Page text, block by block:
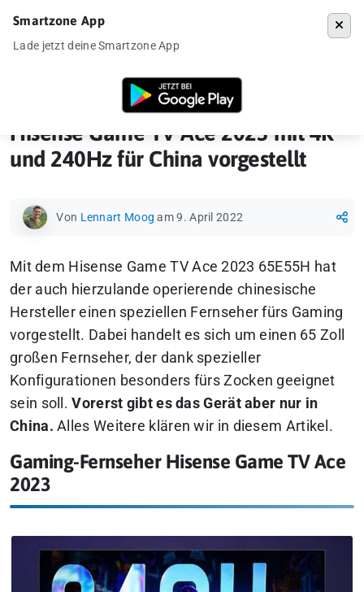
Hisense Game TV Ace 2023 mit 4K und 240Hz
Hisense Game TV Ace 2023 mit 4K
und 240Hz für China vorgestellt
Von Lennart Moog am 9. April 2022
Mit dem Hisense Game TV Ace 2023 65E55H hat
der auch hierzulande operierende chinesische
Hersteller einen speziellen Fernseher fürs Gaming
vorgestellt. Dabei handelt es sich um einen 65 Zoll
großen Fernseher, der dank spezieller
Konfigurationen besonders fürs Zocken geeignet
sein soll.Vorerst gibt es das Gerät aber nur in
China. Alles Weitere klären wir in diesem Artikel.
Gaming-Fernseher Hisense Game TV Ace
2023
Smartzone App
Lade jetzt deine Smartzone App